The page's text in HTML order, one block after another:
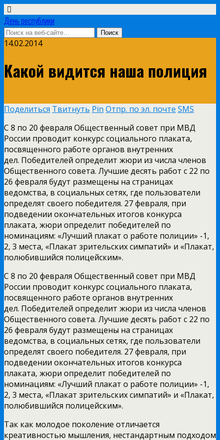
День республики
14.02.2014
Какой видится наша полиция
Поделиться Твитнуть Pin Отпр. по эл. почте SMS
С 8 по 20 февраля Общественный совет при МВД
России проводит конкурс социального плаката,
посвященного работе органов внутренних
дел. Победителей определит жюри из числа членов
Общественного совета. Лучшие десять работ с 22 по
26 февраля будут размещены на страницах
ведомства, в социальных сетях, где пользователи
определят своего победителя. 27 февраля, при
подведении окончательных итогов конкурса
плаката, жюри определит победителей по
номинациям: «Лучший плакат о работе полиции» -1,
2, 3 места, «Плакат зрительских симпатий» и «Плакат,
полюбившийся полицейским».
С 8 по 20 февраля Общественный совет при МВД
России проводит конкурс социального плаката,
посвященного работе органов внутренних
дел. Победителей определит жюри из числа членов
Общественного совета. Лучшие десять работ с 22 по
26 февраля будут размещены на страницах
ведомства, в социальных сетях, где пользователи
определят своего победителя. 27 февраля, при
подведении окончательных итогов конкурса
плаката, жюри определит победителей по
номинациям: «Лучший плакат о работе полиции» -1,
2, 3 места, «Плакат зрительских симпатий» и «Плакат,
полюбившийся полицейским».
Так как молодое поколение отличается
креативностью мышления, нестандартным подходом